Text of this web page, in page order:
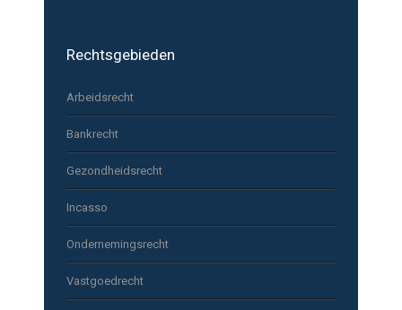
Rechtsgebieden
Arbeidsrecht
Bankrecht
Gezondheidsrecht
Incasso
Ondernemingsrecht
Vastgoedrecht